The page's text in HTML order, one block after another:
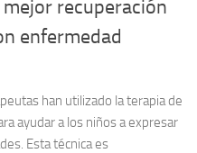
recuperación
enfermedad
han utilizado la terapia de
ayudar a los niños a expresar
Esta técnica es